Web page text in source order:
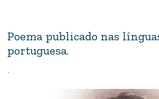
Poema publicado nas
portuguesa.
.